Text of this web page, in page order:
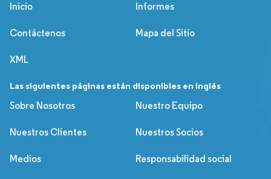
Inicio Informes
Contáctenos Mapa del Sitio
XML
Las siguientes páginas están disponibles en inglés
Sobre Nosotros
Nuestro Equipo
Nuestros Clientes Nuestros Socios
Medios Responsabilidad social